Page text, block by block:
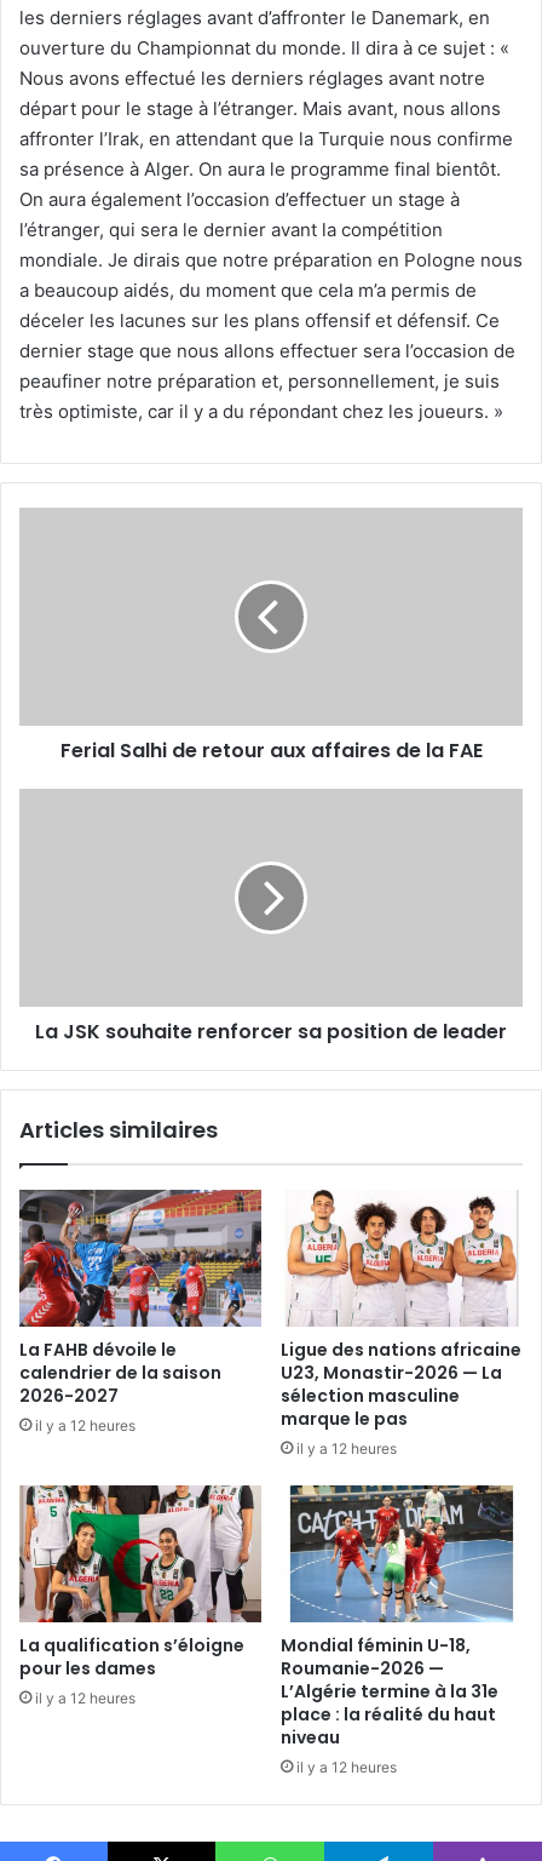
les derniers réglages avant d’affronter le Danemark, en
ouverture du Championnat du monde. Il dira à ce sujet : «
Nous avons effectué les derniers réglages avant notre
départ pour le stage à l’étranger. Mais avant, nous allons
affronter l’Irak, en attendant que la Turquie nous confirme
sa présence à Alger. On aura le programme final bientôt.
On aura également l’occasion d’effectuer un stage à
l’étranger, qui sera le dernier avant la compétition
mondiale. Je dirais que notre préparation en Pologne nous
a beaucoup aidés, du moment que cela m’a permis de
déceler les lacunes sur les plans offensif et défensif. Ce
dernier stage que nous allons effectuer sera l’occasion de
peaufiner notre préparation et, personnellement, je suis
très optimiste, car il y a du répondant chez les joueurs. »
FAE
Ferial Salhi de retour aux affaires de la FAE
La JSK souhaite renforcer sa position de leader
Articles similaires
La FAHB dévoile le
calendrier de la saison
2026-2027
il y a 12 heures
Ligue des nations africaine
U23, Monastir-2026 — La
sélection masculine
marque le pas
il y a 12 heures
La qualification s’éloigne
pour les dames
il y a 12 heures
Mondial féminin U-18,
Roumanie-2026 —
L’Algérie termine à la 31e
place : la réalité du haut
niveau
il y a 12 heures